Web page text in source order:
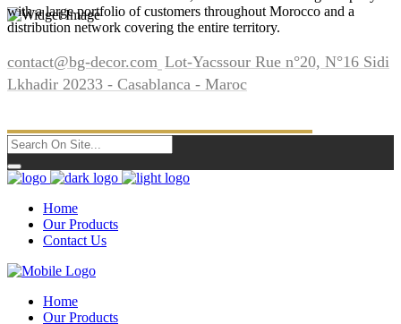
with a large portfolio of customers throughout Morocco and a
distribution network covering the entire territory.
contact@bg-decor.com Lot-Yacssour Rue n°20, N°16 Sidi
Lkhadir 20233 - Casablanca - Maroc
Home
Our Products
Contact Us
Home
Our Products